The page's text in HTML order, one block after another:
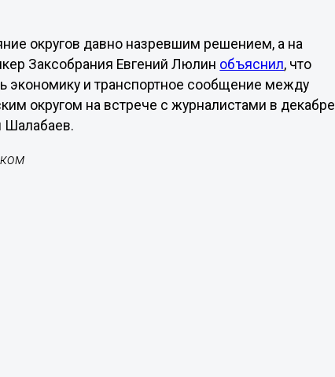
округов давно назревшим решением, а на
Заксобрания Евгений Люлин объяснил, что
экономику и транспортное сообщение между
округом на встрече с журналистами в декабре